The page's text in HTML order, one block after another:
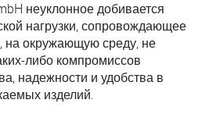
неуклонное добивается
нагрузки, сопровождающее
на окружающую среду, не
либо компромиссов
надежности и удобства в
изделий.